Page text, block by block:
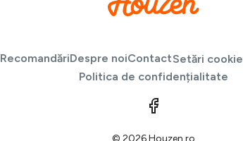
RecomandăriDespre noiContactSetări cookie
Politica de confidențialitate